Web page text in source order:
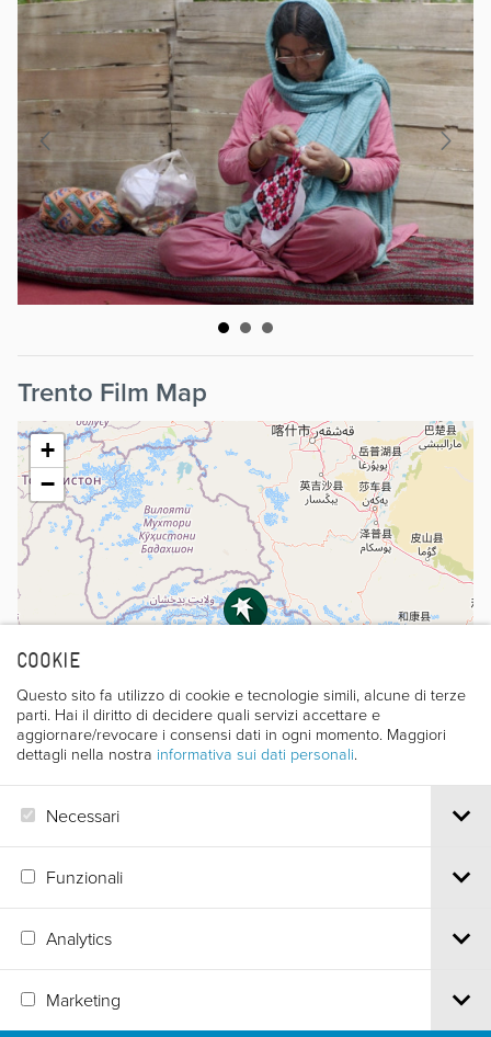
COOKIE
Questo sito fa utilizzo di cookie e tecnologie simili, alcune di terze
parti. Hai il diritto di decidere quali servizi accettare e
aggiornare/revocare i consensi dati in ogni momento. Maggiori
dettagli nella nostra informativa sui dati personali.
Necessari
Funzionali
Analytics
Marketing
Trento Film Map
+
−
Leaflet|©OpenStreetMapcontributors
Tel.+39 0461 986120